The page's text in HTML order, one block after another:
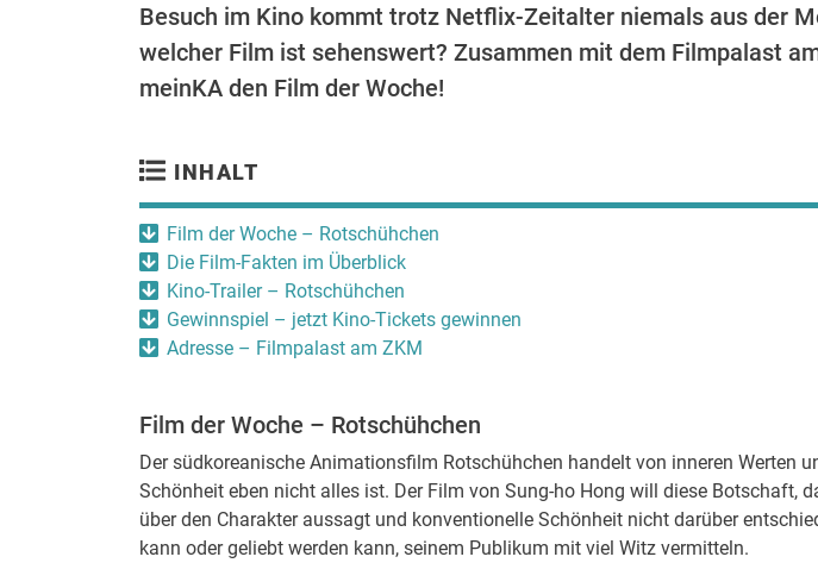
Besuch im Kino kommt trotz Netflix-Zeitalter niemals aus der
welcher Film ist sehenswert? Zusammen mit dem Filmpalast
meinKA den Film der Woche!
INHALT
Film der Woche – Rotschühchen
Die Film-Fakten im Überblick
Kino-Trailer – Rotschühchen
Gewinnspiel – jetzt Kino-Tickets gewinnen
Adresse – Filmpalast am ZKM
Film der Woche – Rotschühchen
Der südkoreanische Animationsfilm Rotschühchen handelt von inneren Werten
Schönheit eben nicht alles ist. Der Film von Sung-ho Hong will diese Botschaft,
über den Charakter aussagt und konventionelle Schönheit nicht darüber
kann oder geliebt werden kann, seinem Publikum mit viel Witz vermitteln.